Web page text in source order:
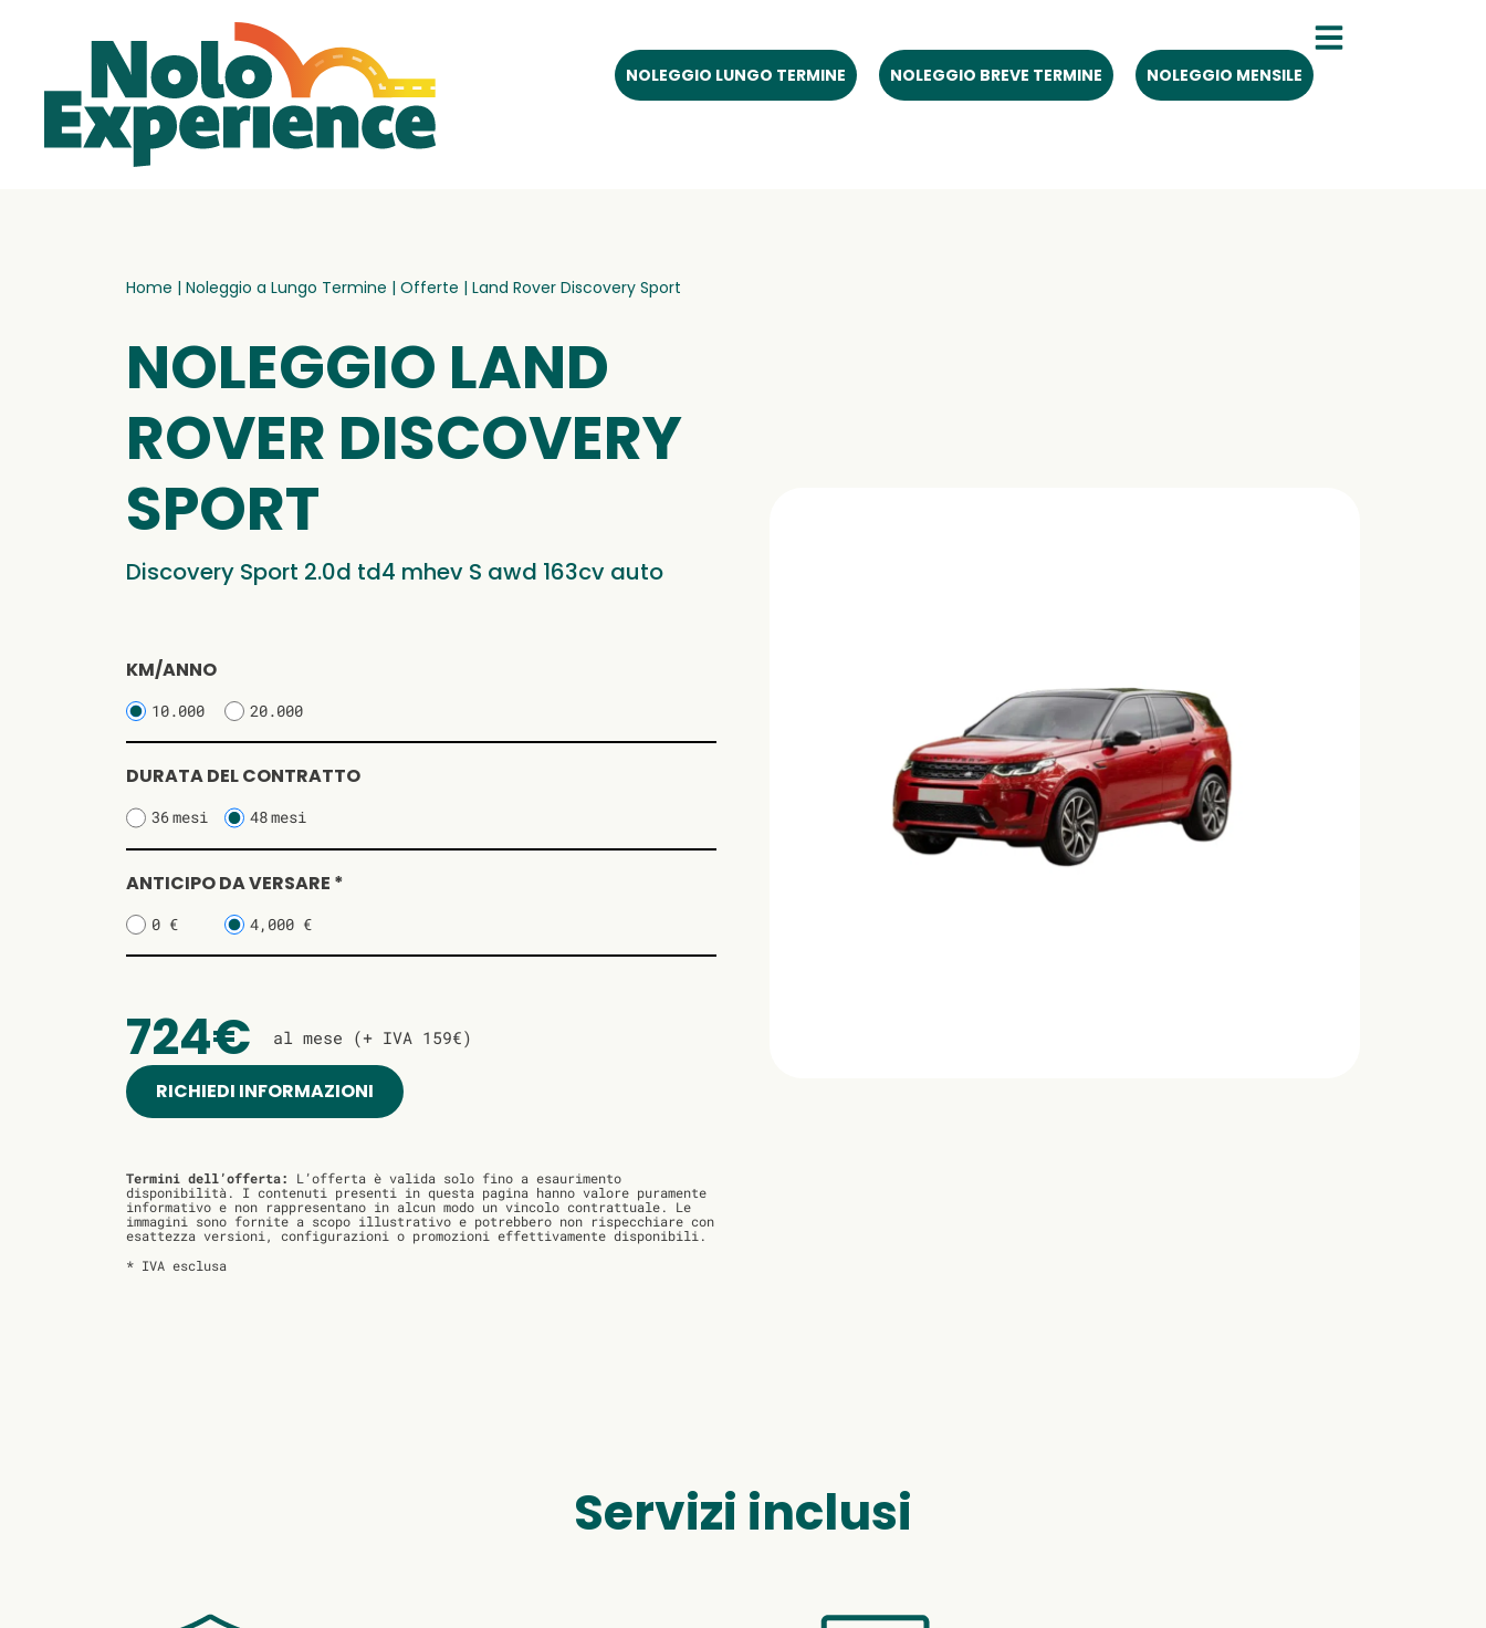
NOLEGGIO LUNGO TERMINE NOLEGGIO BREVE TERMINE NOLEGGIO MENSILE
Home | Noleggio a Lungo Termine | Offerte | Land Rover Discovery Sport
NOLEGGIO LAND
ROVER DISCOVERY
SPORT
Discovery Sport 2.0d td4 mhev S awd 163cv auto
KM/ANNO
10.000 20.000
DURATA DEL CONTRATTO
36mesi 48mesi
ANTICIPO DA VERSARE *
0 € 4,000 €
724€ al mese (+ IVA 159€)
RICHIEDI INFORMAZIONI
Termini dell’offerta:
L’offerta è valida solo fino a esaurimento
disponibilità. I contenuti presenti in questa pagina hanno valore puramente
informativo e non rappresentano in alcun modo un vincolo contrattuale. Le
immagini sono fornite a scopo illustrativo e potrebbero non rispecchiare con
esattezza versioni, configurazioni o promozioni effettivamente disponibili.
* IVA esclusa
Servizi inclusi